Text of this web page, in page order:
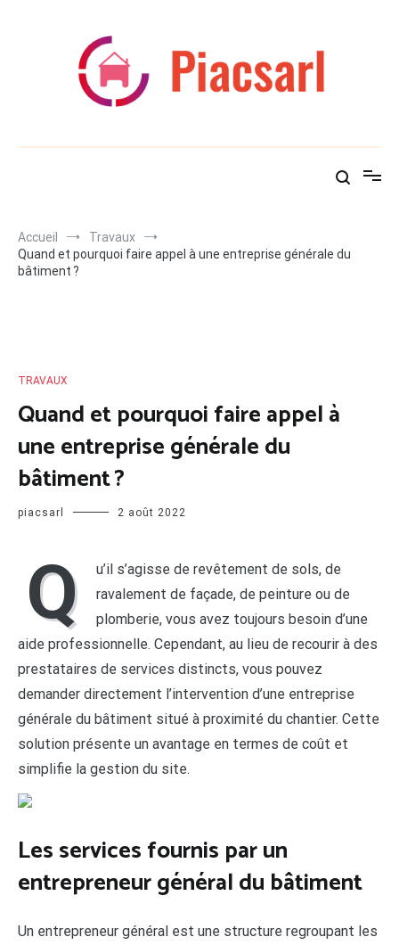
Accueil
Travaux
Quand et pourquoi faire appel à une entreprise générale du
bâtiment ?
TRAVAUX
Quand et pourquoi faire appel à
une entreprise générale du
bâtiment ?
piacsarl 2 août 2022
Q u’il s’agisse de revêtement de sols, de
ravalement de façade, de peinture ou de
plomberie, vous avez toujours besoin d’une
aide professionnelle. Cependant, au lieu de recourir à des
prestataires de services distincts, vous pouvez
demander directement l’intervention d’une entreprise
générale du bâtiment situé à proximité du chantier. Cette
solution présente un avantage en termes de coût et
simplifie la gestion du site.
Les services fournis par un
entrepreneur général du bâtiment
Un entrepreneur général est une structure regroupant les